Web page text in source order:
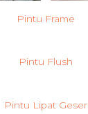
Pintu Frame
Pintu Flush
Pintu Lipat Geser